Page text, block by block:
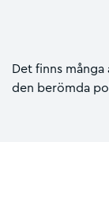
Det finns
den berömda